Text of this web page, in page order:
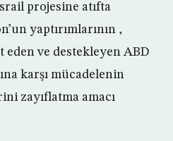
projesine atıfta
yaptırımlarının ,
ve destekleyen ABD
karşı mücadelenin
zayıflatma amacı